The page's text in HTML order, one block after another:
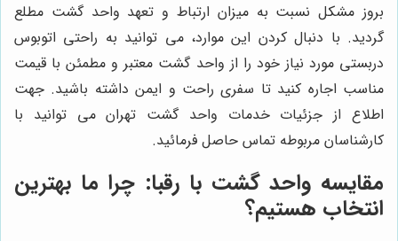
بروز مشکل نسبت به میزان ارتباط و تعهد واحد گشت مطلع
گردید. با دنبال کردن این موارد، می توانید به راحتی اتوبوس
دربستی مورد نیاز خود را از واحد گشت معتبر و مطمئن با قیمت
مناسب اجاره کنید تا سفری راحت و ایمن داشته باشید. جهت
اطلاع از جزئیات خدمات واحد گشت تهران می توانید با
کارشناسان مربوطه تماس حاصل فرمائید.
مقایسه واحد گشت با رقبا: چرا ما بهترین
انتخاب هستیم؟